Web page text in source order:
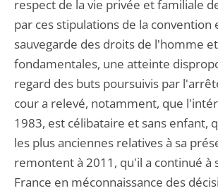
respect de la vie privée et familiale
par ces stipulations de la convention
sauvegarde des droits de l'homme
fondamentales, une atteinte
regard des buts poursuivis par
cour a relevé, notamment, que
1983, est célibataire et sans enfant,
les plus anciennes relatives à sa
remontent à 2011, qu'il a continué à
France en méconnaissance des